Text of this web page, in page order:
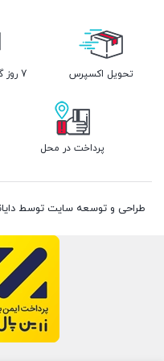
تحویل اکسپرس
7
پرداخت در محل
طراحی و توسعه سایت توسط